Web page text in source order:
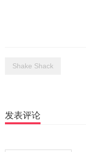
Shake Shack
发表评论